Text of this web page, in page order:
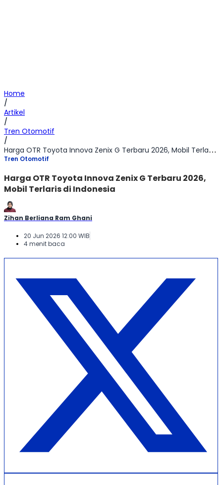
Home
/
Artikel
/
Tren Otomotif
/
Harga OTR Toyota Innova Zenix G Terbaru 2026, Mobil Terlaris di Indonesia
Tren Otomotif
Harga OTR Toyota Innova Zenix G Terbaru 2026,
Mobil Terlaris di Indonesia
Zihan Berliana Ram Ghani
20 Jun 2026 12:00 WIB
4 menit baca